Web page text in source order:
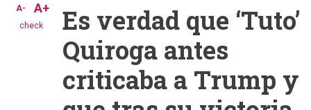
check
A- A+
Es verdad que ‘Tuto’
Quiroga antes
criticaba a Trump y